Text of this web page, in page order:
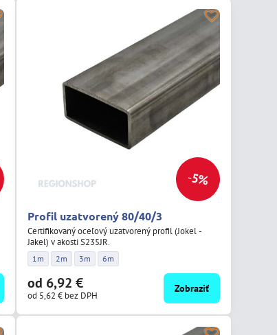
5%
Profil uzatvorený 80/40/3
Certifikovaný oceľový uzatvorený profil (Jokel -
Jakel) v akosti S235JR.
Profil uzatvorený 80/40/3 - Dĺžka:
1m Profil uzatvorený 80/40/3 - Dĺžka:
2m Profil uzatvorený 80/40/3 - Dĺžka:
3m Profil uzatvorený 80/40/3 - Dĺžka:
6m
od 6,92 €
od 5,62 € bez DPH
Zobraziť